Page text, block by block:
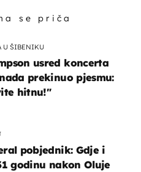
se priča
U ŠIBENIKU
usred koncerta
prekinuo pjesmu:
hitnu!"
pobjednik: Gdje i
godinu nakon Oluje